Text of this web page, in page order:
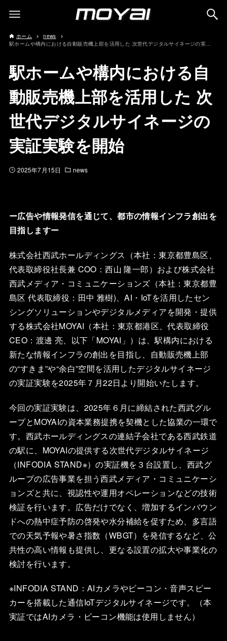
ホーム
news
駅ホームや構内における自動販売機上部を活用した 次世代デジタルサイネージの実証実験を開始
駅ホームや構内における自
動販売機上部を活用した 次
世代デジタルサイネージの
実証実験を開始
2025年7月15日 news
ー広告や情報発信を通じて、都市の情報インフラ創出を
目指しますー
株式会社西武ホールディングス（本社：東京都豊島区、
代表取締役社長兼 COO：西山 隆一郎）および株式会社
西武メディア・コミュニケーションズ（本社：東京都豊
島区 代表取締役：田中 雅樹)、AI・IoTを活用したセン
シングソリューションやデジタルメディアを開発・提供
する株式会社MOYAI（本社：東京都港区、代表取締役
CEO：渡邊 亮、以下「MOYAI」）は、駅構内における
新たな情報インフラの創出を目指し、自動販売機上部
の“すきま”や“余白”空間を活用したデジタルサイネージ
の実証実験を2025年７月22日より開始いたします。
今回の実証実験は、2025年６月に締結された西武グル
ープとMOYAIの資本業務提携を契機とした協業の一環で
す。西武ホールディングスの連結子会社である西武鉄道
の駅に、MOYAIの提供する次世代デジタルサイネージ
（INFODIA STAND※）の実証機を３台設置し、西武グ
ループの広告事業を担う西武メディア・コミュニケーシ
ョンズと共に、視認性や運用オペレーションなどの技術
検証を行います。広告だけでなく、増加するインバウン
ドへの熱中症予防の啓発や水分補給を促すため、多言語
での天気予報や暑さ指数（WBGT）を発信するなど、公
共性の高い情報も提供し、更なる設置の拡大や事業化の
検討を行います。
※INFODIA STAND：AIカメラやビーコン・音声スピー
カーを搭載した通信IoTデジタルサイネージです。（本
実証ではAIカメラ・ビーコン機能は使用しません）